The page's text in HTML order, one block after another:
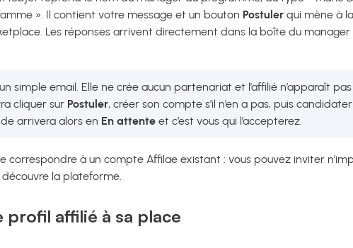
». Il contient votre message et un bouton Postuler qui mène à
Les réponses arrivent directement dans la boîte du manager
simple email. Elle ne crée aucun partenariat et l’affilié n’apparaît pas
cliquer sur Postuler, créer son compte s’il n’en a pas, puis
arrivera alors en En attente et c’est vous qui l’accepterez.
correspondre à un compte Affilae existant : vous pouvez inviter
la plateforme.
affilié à sa place